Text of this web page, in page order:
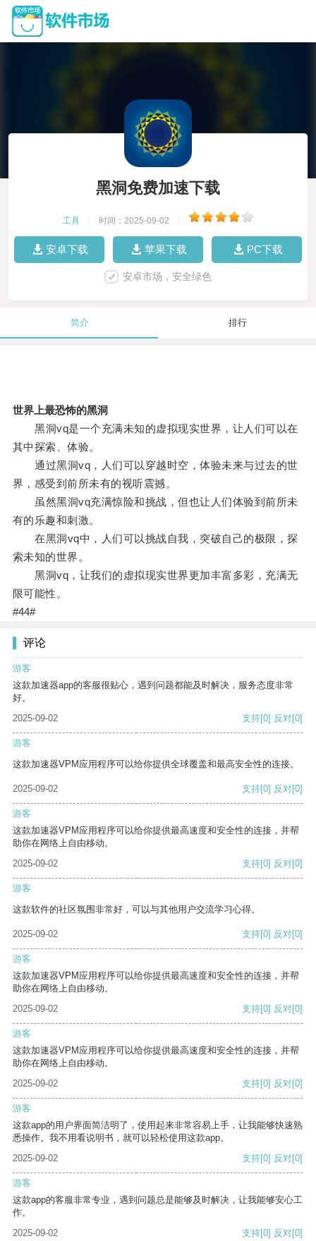
黑洞免费加速下载
工具 时间：2025-09-02
安卓下载 苹果下载 PC下载
安卓市场，安全绿色
简介 排行
世界上最恐怖的黑洞
黑洞vq是一个充满未知的虚拟现实世界，让人们可以在
其中探索、体验。
通过黑洞vq，人们可以穿越时空，体验未来与过去的世
界，感受到前所未有的视听震撼。
虽然黑洞vq充满惊险和挑战，但也让人们体验到前所未
有的乐趣和刺激。
在黑洞vq中，人们可以挑战自我，突破自己的极限，探
索未知的世界。
黑洞vq，让我们的虚拟现实世界更加丰富多彩，充满无
限可能性。
#44#
评论
游客
这款加速器app的客服很贴心，遇到问题都能及时解决，服务态度非常
好。
2025-09-02
支持[0] 反对[0]
游客
这款加速器VPM应用程序可以给你提供全球覆盖和最高安全性的连接。
2025-09-02 支持[0] 反对[0]
游客
这款加速器VPM应用程序可以给你提供最高速度和安全性的连接，并帮
助你在网络上自由移动。
2025-09-02
支持[0] 反对[0]
游客
这款软件的社区氛围非常好，可以与其他用户交流学习心得。
2025-09-02 支持[0] 反对[0]
游客
这款加速器VPM应用程序可以给你提供最高速度和安全性的连接，并帮
助你在网络上自由移动。
2025-09-02
支持[0] 反对[0]
游客
这款加速器VPM应用程序可以给你提供最高速度和安全性的连接，并帮
助你在网络上自由移动。
2025-09-02
支持[0] 反对[0]
游客
这款app的用户界面简洁明了，使用起来非常容易上手，让我能够快速熟
悉操作。我不用看说明书，就可以轻松使用这款app。
2025-09-02
支持[0] 反对[0]
游客
这款app的客服非常专业，遇到问题总是能够及时解决，让我能够安心工
作。
2025-09-02
支持[0] 反对[0]